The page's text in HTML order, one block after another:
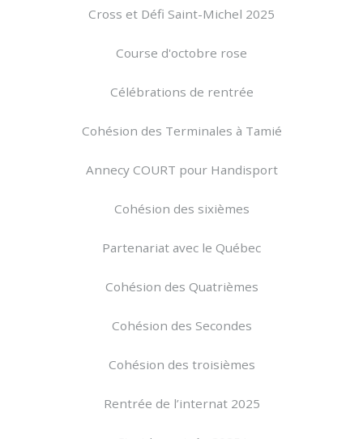
Cross et Défi Saint-Michel 2025
Course d'octobre rose
Célébrations de rentrée
Cohésion des Terminales à Tamié
Annecy COURT pour Handisport
Cohésion des sixièmes
Partenariat avec le Québec
Cohésion des Quatrièmes
Cohésion des Secondes
Cohésion des troisièmes
Rentrée de l’internat 2025